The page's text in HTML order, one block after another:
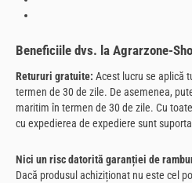
Beneficiile dvs. la Agrarzone-
Retururi gratuite: Acest lucru se aplică
termen de 30 de zile. De asemenea,
maritim în termen de 30 de zile. Cu
cu expedierea de expediere sunt
Nici un risc datorită garanției de
Dacă produsul achiziționat nu este cel